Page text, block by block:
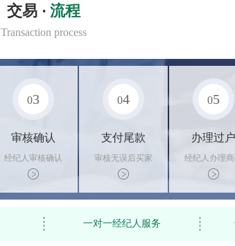
交易 · 流程
Transaction process
03
审核确认
经纪人审核确认
商标状态
04
支付尾款
审核无误后买家
支付尾款，卖家
办理相关手续
05
办理过户
经纪人办理
转让手续，交
相关证书
一对一经纪人服务